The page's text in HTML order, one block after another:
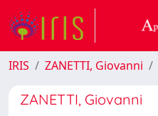
IRIS ZANETTI, Giovanni
ZANETTI, Giovanni